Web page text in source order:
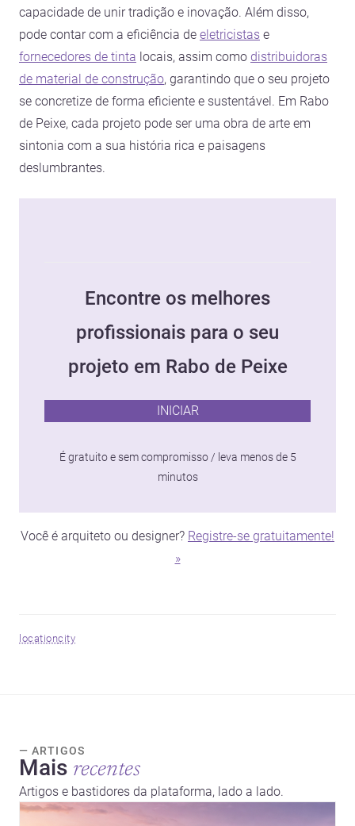
capacidade de unir tradição e inovação. Além disso,
pode contar com a eficiência de eletricistas e
fornecedores de tinta locais, assim como distribuidoras
de material de construção, garantindo que o seu projeto
se concretize de forma eficiente e sustentável. Em Rabo
de Peixe, cada projeto pode ser uma obra de arte em
sintonia com a sua história rica e paisagens
deslumbrantes.
Encontre os melhores
profissionais para o seu
projeto em Rabo de Peixe
INICIAR
É gratuito e sem compromisso / leva menos de 5
minutos
Você é arquiteto ou designer? Registre-se gratuitamente!
»
locationcity
— ARTIGOS
Mais recentes
Artigos e bastidores da plataforma, lado a lado.